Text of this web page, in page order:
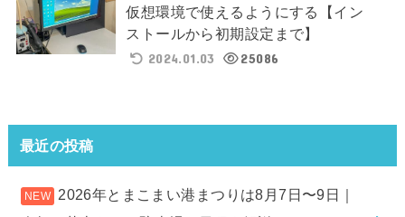
仮想環境で使えるようにする【イン
ストールから初期設定まで】
2024.01.03
25086
最近の投稿
2026年とまこまい港まつりは8月7日〜9日｜